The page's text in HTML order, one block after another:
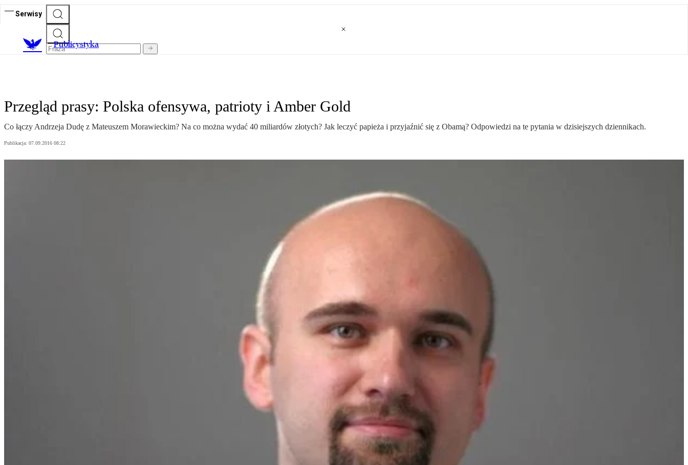
Serwisy
Publicystyka
Przegląd prasy: Polska ofensywa, patrioty i Amber Gold
Co łączy Andrzeja Dudę z Mateuszem Morawieckim? Na co można wydać 40 miliardów złotych? Jak leczyć papieża i przyjaźnić się z Obamą? Odpowiedzi na te pytania w dzisiejszych dziennikach.
Publikacja: 07.09.2016 08:22